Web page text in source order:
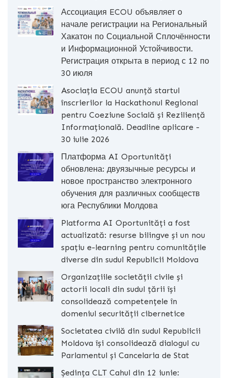
Ассоциация ECOU объявляет о
начале регистрации на Региональный
Хакатон по Социальной Сплочённости
и Информационной Устойчивости.
Регистрация открыта в период с 12 по
30 июля
Asociația ECOU anunță startul
înscrierilor la Hackathonul Regional
pentru Coeziune Socială și Reziliență
Informațională. Deadline aplicare -
30 iulie 2026
Платформа AI Oportunități
обновлена: двуязычные ресурсы и
новое пространство электронного
обучения для различных сообществ
юга Республики Молдова
Platforma AI Oportunități a fost
actualizată: resurse bilingve și un nou
spațiu e-learning pentru comunitățile
diverse din sudul Republicii Moldova
Organizațiile societății civile și
actorii locali din sudul țării își
consolidează competențele în
domeniul securității cibernetice
Societatea civilă din sudul Republicii
Moldova își consolidează dialogul cu
Parlamentul și Cancelaria de Stat
Ședința CLT Cahul din 12 iunie: